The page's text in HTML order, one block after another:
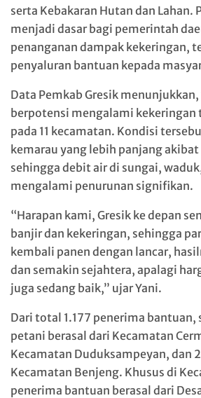
serta Kebakaran Hutan dan Lahan.
menjadi dasar bagi pemerintah
penanganan dampak kekeringan,
penyaluran bantuan kepada
Data Pemkab Gresik
berpotensi mengalami kekeringan
pada 11 kecamatan. Kondisi
kemarau yang lebih panjang
sehingga debit air di sungai,
mengalami penurunan signifikan.
“Harapan kami, Gresik ke depan
banjir dan kekeringan, sehingga
kembali panen dengan lancar,
dan semakin sejahtera, apalagi
juga sedang baik,” ujar Yani.
Dari total 1.177 penerima bantuan,
petani berasal dari Kecamatan
Kecamatan Duduksampeyan, dan
Kecamatan Benjeng. Khusus di
penerima bantuan berasal dari